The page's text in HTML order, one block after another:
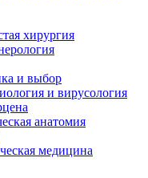
хирургия
и выбор
и вирусология
анатомия
медицина